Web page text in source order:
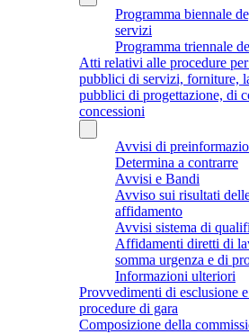
Programma biennale
servizi
Programma triennale
Atti relativi alle procedure
pubblici di servizi, forniture,
pubblici di progettazione, di
concessioni
Avvisi di
Determina a contrarre
Avvisi e Bandi
Avviso sui risultati
affidamento
Avvisi sistema di
Affidamenti diretti di
somma urgenza e di
Informazioni ulteriori
Provvedimenti di esclusione
procedure di gara
Composizione della